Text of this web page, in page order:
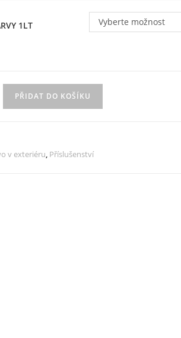
1LT Vyberte možnost
PŘIDAT DO KOŠÍKU
v exteriéru, Příslušenství